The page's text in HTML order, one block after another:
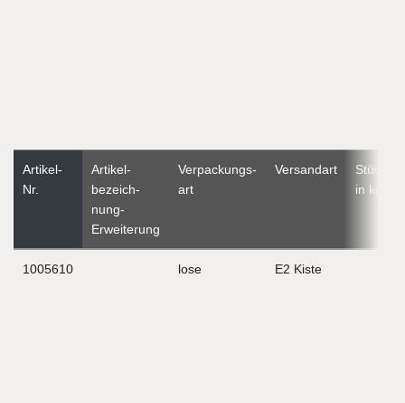
Artikel-
Nr.
Artikel­
bezeich­
nung-
Erweiterung
Verpackungs­
art
Versandart
in kg
1005610 lose E2 Kiste